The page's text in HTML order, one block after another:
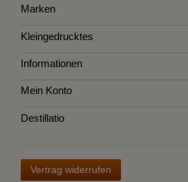
Marken
Kleingedrucktes
Informationen
Mein Konto
Destillatio
Vertrag widerrufen